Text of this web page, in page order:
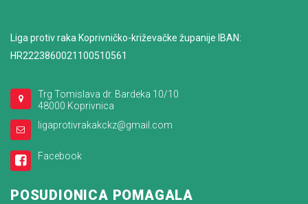
Liga protiv raka Koprivničko-križevačke županije IBAN:
HR2223860021100510561
Trg Tomislava dr. Bardeka 10/10
48000 Koprivnica
ligaprotivrakakckz@gmail.com
Facebook
POSUDIONICA POMAGALA